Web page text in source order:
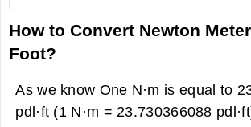
How to Convert Newton
Foot?
As we know One N·m is equal to
pdl·ft (1 N·m = 23.730366088